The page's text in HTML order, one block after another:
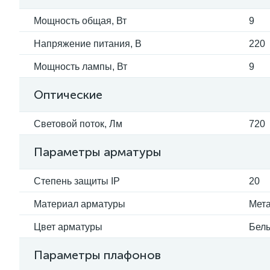
Мощность общая, Вт 9
Напряжение питания, В 220
Мощность лампы, Вт 9
Оптические
Световой поток, Лм 720
Параметры арматуры
Степень защиты IP 20
Материал арматуры
Цвет арматуры
Параметры плафонов